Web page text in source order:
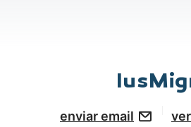
enviar email